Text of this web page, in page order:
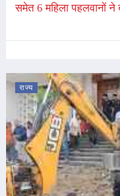
समेत 6 महिला पहलवानों
राज्य